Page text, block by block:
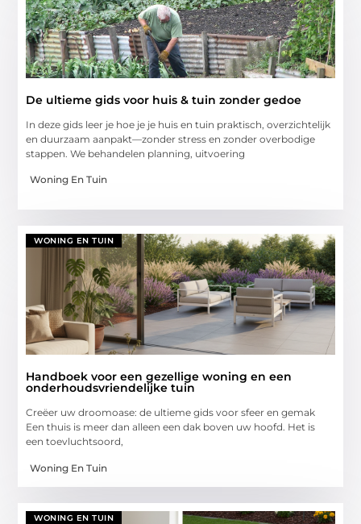
De ultieme gids voor huis & tuin zonder gedoe
In deze gids leer je hoe je je huis en tuin praktisch, overzichtelijk
en duurzaam aanpakt—zonder stress en zonder overbodige
stappen. We behandelen planning, uitvoering
Woning En Tuin
WONING EN TUIN
Handboek voor een gezellige woning en een
onderhoudsvriendelijke tuin
Creëer uw droomoase: de ultieme gids voor sfeer en gemak
Een thuis is meer dan alleen een dak boven uw hoofd. Het is
een toevluchtsoord,
Woning En Tuin
WONING EN TUIN